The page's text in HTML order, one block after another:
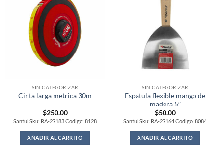
SIN CATEGORIZAR
Cinta larga metrica 30m
$250.00
Santul Sku: RA-27183 Codigo: 8128
AÑADIR AL CARRITO
SIN CATEGORIZAR
Espatula flexible mango de
madera 5″
$50.00
Santul Sku: RA-27164 Codigo: 8084
AÑADIR AL CARRITO